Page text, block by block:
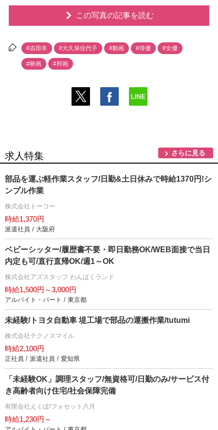
この写真の記事を読む
#吉田羊 #大久保佳代子 #動画 #俳優 #女優
#映画 #邦画
求人特集 さらに見る
部品を運ぶ軽作業スタッフ/日勤&土日休みで時給1370円!シ
ンプル作業
株式会社トーコー
時給1,370円
派遣社員 / 大阪府
ベビーシッター/履歴書不要・即日勤務OK/WEB面接で当日
内定も可/直行直帰OK/週1～OK
株式会社アズスタッフ わんぱくランド
時給1,500円～3,000円
アルバイト・パート / 東京都
未経験/トヨタ自動車 堤工場で部品の運搬作業/tutumi
株式会社テクノスマイル
時給2,100円
正社員 / 派遣社員 / 愛知県
「未経験OK」調理スタッフ/無資格可/日勤のみ/サービス付
き高齢者向け住宅/社会保障完備
有限会社えくぼ/フォセット六月
時給1,230円～